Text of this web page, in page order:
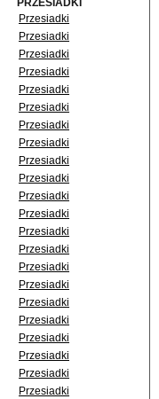
PRZESIADKI
Przesiadki
Przesiadki
Przesiadki
Przesiadki
Przesiadki
Przesiadki
Przesiadki
Przesiadki
Przesiadki
Przesiadki
Przesiadki
Przesiadki
Przesiadki
Przesiadki
Przesiadki
Przesiadki
Przesiadki
Przesiadki
Przesiadki
Przesiadki
Przesiadki
Przesiadki